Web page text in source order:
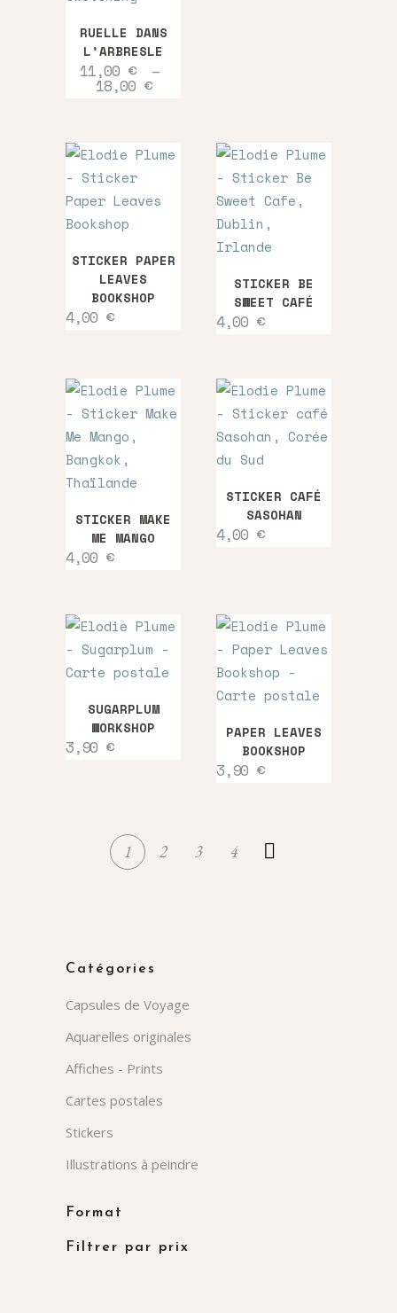
Catégories
Capsules de Voyage
Aquarelles originales
Affiches - Prints
Cartes postales
Stickers
Illustrations à peindre
Format
Filtrer par prix
produit
plusieurs
options
peuvent
être
choisies
la
page
du
RUELLE DANS
L’ARBRESLE
11,00 € –
18,00 €Plage
18,00 €
STICKER PAPER
LEAVES
BOOKSHOP
4,00 €
STICKER BE
SWEET CAFÉ
4,00 €
STICKER MAKE
ME MANGO
4,00 €
STICKER CAFÉ
SASOHAN
4,00 €
SUGARPLUM
WORKSHOP
3,90 €
PAPER LEAVES
BOOKSHOP
3,90 €
1 2 3 4